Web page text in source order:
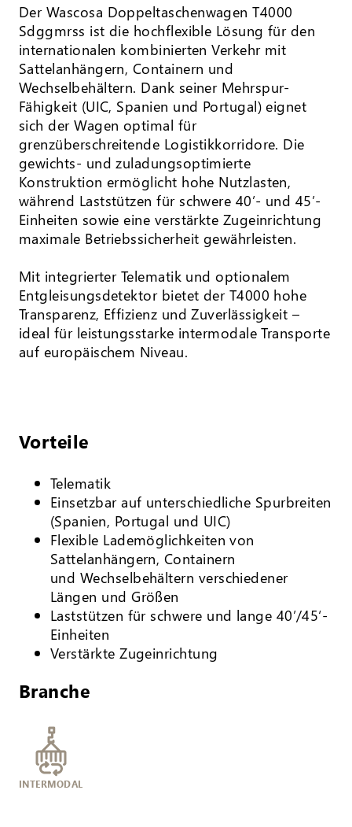
Der Wascosa Doppeltaschenwagen T4000
Sdggmrss ist die hochflexible Lösung für den
internationalen kombinierten Verkehr mit
Sattelanhängern, Containern und
Wechselbehältern. Dank seiner Mehrspur-
Fähigkeit (UIC, Spanien und Portugal) eignet
sich der Wagen optimal für
grenzüberschreitende Logistikkorridore. Die
gewichts- und zuladungsoptimierte
Konstruktion ermöglicht hohe Nutzlasten,
während Laststützen für schwere 40’- und 45’-
Einheiten sowie eine verstärkte Zugeinrichtung
maximale Betriebssicherheit gewährleisten.
Mit integrierter Telematik und optionalem
Entgleisungsdetektor bietet der T4000 hohe
Transparenz, Effizienz und Zuverlässigkeit –
ideal für leistungsstarke intermodale Transporte
auf europäischem Niveau.
Vorteile
Telematik
Einsetzbar auf unterschiedliche Spurbreiten
(Spanien, Portugal und UIC)
Flexible Lademöglichkeiten von
Sattelanhängern, Containern
und Wechselbehältern verschiedener
Längen und Größen
Laststützen für schwere und lange 40’/45‘-
Einheiten
Verstärkte Zugeinrichtung
Branche
INTERMODAL